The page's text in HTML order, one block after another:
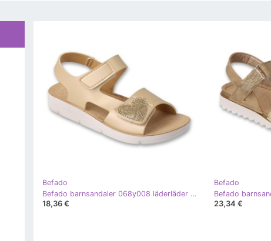
Befado
Befado barnsandaler 068y008 läderläder insats gyllene brocco hjärta
18,36 €
Befado
23,34 €